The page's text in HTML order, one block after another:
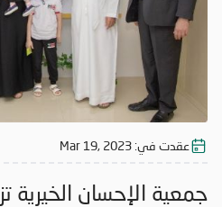
عقدت في: Mar 19, 2023
جمعية الإحسان الخيرية